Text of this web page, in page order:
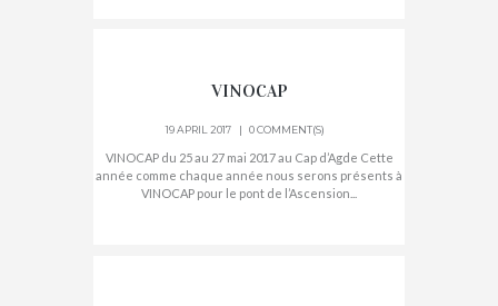
VINOCAP
19 APRIL 2017 0 COMMENT(S)
VINOCAP du 25 au 27 mai 2017 au Cap d’Agde Cette
année comme chaque année nous serons présents à
VINOCAP pour le pont de l’Ascension...